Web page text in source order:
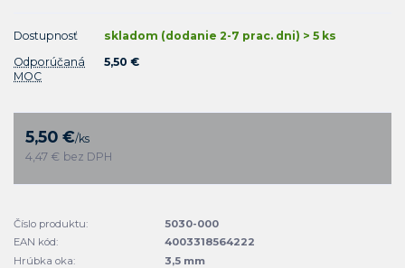
Dostupnosť
skladom (dodanie 2-7 prac. dni) > 5 ks
Odporúčaná
MOC
5,50 €
5,50 €/ks
4,47 € bez DPH
Číslo produktu:
5030-000
EAN kód:
4003318564222
Hrúbka oka:
3,5 mm